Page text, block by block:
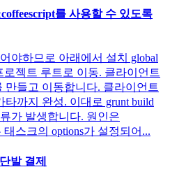
를 사용할 수 있도록
야하므로 아래에서 설치 global
로젝트 루트로 이동. 클라이언트
만들고 이동합니다. 클라이언트
까지 완성. 이대로 grunt build
가 발생합니다. 원인은
태스크의 options가 설정되어...
발 결제